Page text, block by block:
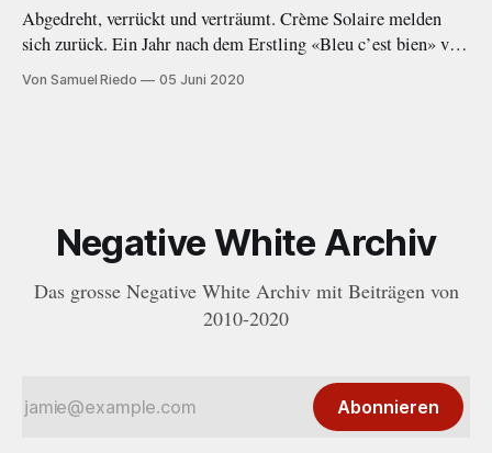
Abgedreht, verrückt und verträumt. Crème Solaire melden
sich zurück. Ein Jahr nach dem Erstling «Bleu c’est bien» von
2019 folgt nun mit der EP «Bébé?» ein wort- und
Von Samuel Riedo 05 Juni 2020
Negative White Archiv
Das grosse Negative White Archiv mit Beiträgen von
2010-2020
Abonnieren